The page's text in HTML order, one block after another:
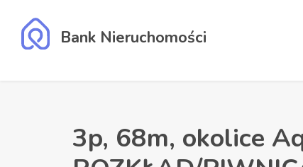
Bank Nieruchomości
3p, 68m, okolice